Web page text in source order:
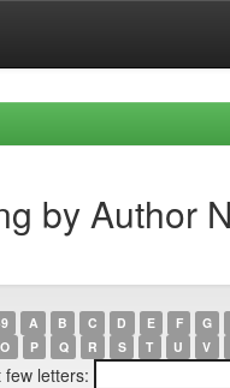
by Author
A B C D E F G
O P Q R S T U V
letters: